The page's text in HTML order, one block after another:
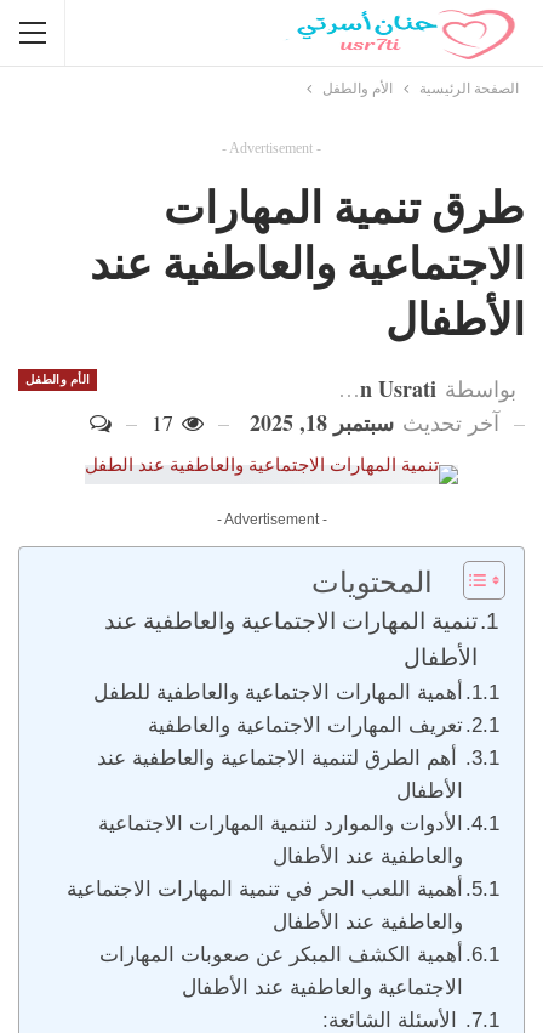
الصفحة الرئيسية الأم والطفل
- Advertisement -
طرق تنمية المهارات
الاجتماعية والعاطفية عند
الأطفال
الأم والطفل بواسطة Hanan Usrati
آخر تحديث سبتمبر 18, 2025
- Advertisement -
المحتويات
تنمية المهارات الاجتماعية والعاطفية عند
الأطفال
أهمية المهارات الاجتماعية والعاطفية للطفل
تعريف المهارات الاجتماعية والعاطفية
أهم الطرق لتنمية الاجتماعية والعاطفية عند
الأطفال
الأدوات والموارد لتنمية المهارات الاجتماعية
والعاطفية عند الأطفال
أهمية اللعب الحر في تنمية المهارات الاجتماعية
والعاطفية عند الأطفال
أهمية الكشف المبكر عن صعوبات المهارات
الاجتماعية والعاطفية عند الأطفال
الأسئلة الشائعة: